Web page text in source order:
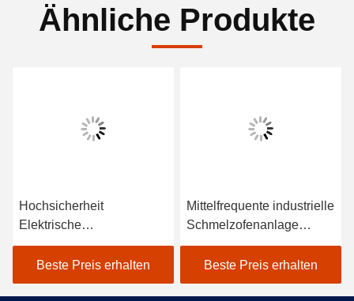
Ähnliche Produkte
Hochsicherheit
Elektrische
Induktionsschmelzsystem
IGBT Zelltransistor
Stromversorgung
Beste Preis erhalten
Mittelfrequente industrielle
Schmelzofenanlage
Leichte Wartung
Beste Preis erhalten